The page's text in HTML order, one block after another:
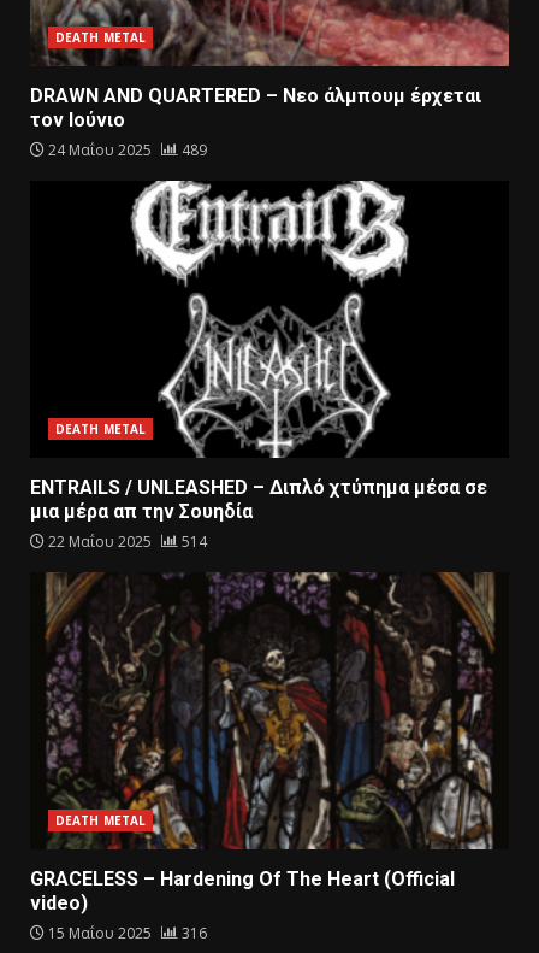
DEATH METAL
DRAWN AND QUARTERED – Nεο άλμπουμ έρχεται
τον Ιούνιο
24 Μαΐου 2025 489
DEATH METAL
ENTRAILS / UNLEASHED – Διπλό χτύπημα μέσα σε
μια μέρα απ την Σουηδία
22 Μαΐου 2025 514
DEATH METAL
GRACELESS – Hardening Of The Heart (Official
video)
15 Μαΐου 2025 316